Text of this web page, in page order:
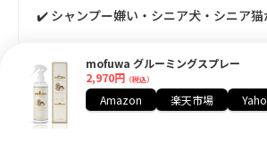
✔️ シャンプー嫌い・シニア犬・シニア猫
こんな人は買う前によく考えて🙅‍♀️
mofuwa グルーミングスプレー
2,970円 （税込）
Amazon 楽天市場